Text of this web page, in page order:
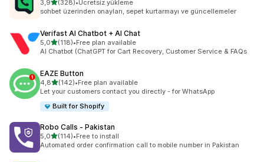
3,95 yıldız üzerinden
(328)
toplam 328 değerlendirme
•Ücretsiz yükleme
sohbet üzerinden onayları, sepet kurtarmayı ve güncellemeler
Verifast AI Chatbot + AI Chat
5,05 yıldız üzerinden
(118)
toplam 118 değerlendirme
•Free plan available
AI Chatbot (ChatGPT for Cart Recovery, Customer Service & FAQs
EAZE Button
4,85 yıldız üzerinden
(142)
toplam 142 değerlendirme
•Free plan available
Let your customers contact you directly - for WhatsApp
Built for Shopify
Robo Calls ‑ Pakistan
5,05 yıldız üzerinden
(114)
toplam 114 değerlendirme
•Free to install
Automated order confirmation call to mobile number in Pakistan